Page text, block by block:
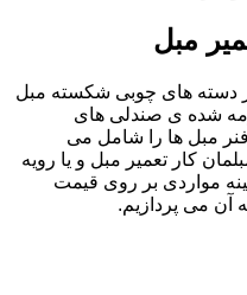
مبل
دسته های چوبی شکسته مبل
شده ی صندلی های
مبل ها را شامل می
کار تعمیر مبل و یا رویه
مواردی بر روی قیمت
آن می پردازیم.